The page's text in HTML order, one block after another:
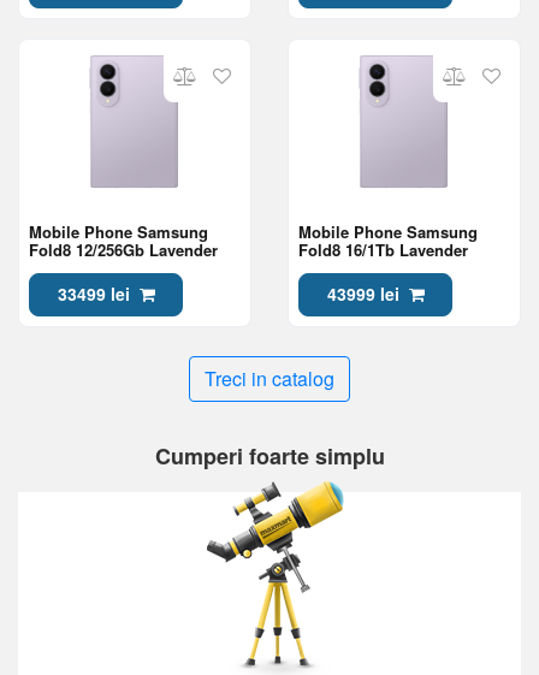
Mobile Phone Samsung
Fold8 12/256Gb Lavender
33499 lei
Mobile Phone Samsung
Fold8 16/1Tb Lavender
43999 lei
Treci in catalog
Cumperi foarte simplu